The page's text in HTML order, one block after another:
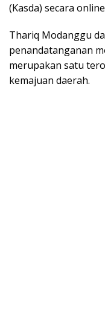
(Kasda) secara
Thariq Modanggu
penandatanganan
merupakan satu
kemajuan daerah.